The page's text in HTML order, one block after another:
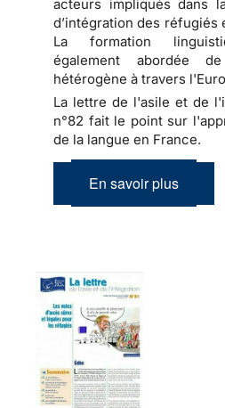
acteurs impliqués dans
d’intégration des réfugiés
La formation
également abordée
hétérogène à travers
La lettre de l'asile et de
n°82 fait le point sur
de la langue en France.
En savoir plus